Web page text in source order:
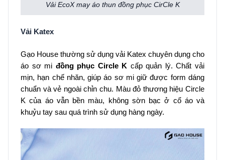
Vải EcoX may áo thun đồng phục CirCle K
Vải Katex
Gạo House thường sử dụng vải Katex chuyên dụng cho
áo sơ mi đồng phục Circle K cấp quản lý. Chất vải
mịn, hạn chế nhăn, giúp áo sơ mi giữ được form dáng
chuẩn và vẻ ngoài chỉn chu. Màu đỏ thương hiệu Circle
K của áo vẫn bền màu, không sờn bạc ở cổ áo và
khuỷu tay sau quá trình sử dụng hàng ngày.